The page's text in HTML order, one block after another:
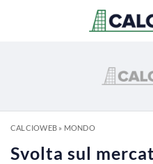
CALCIOWEB» MONDO
Svolta sul